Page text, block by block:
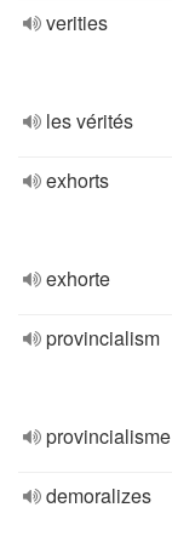
verities
les vérités
exhorts
exhorte
provincialism
provincialisme
demoralizes